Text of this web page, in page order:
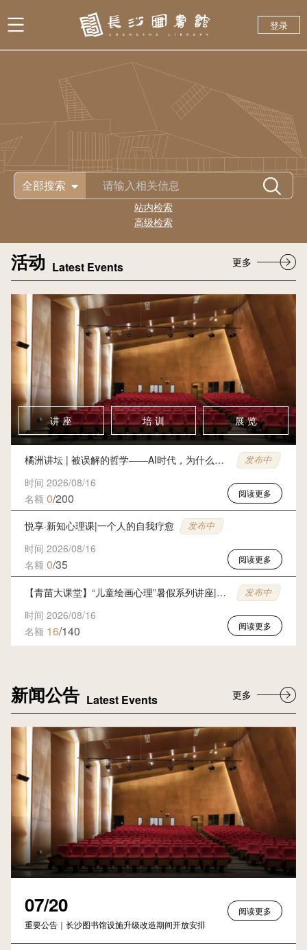
登录
全部搜索
站内检索
高级检索
活动 Latest Events 更多
讲 座 培 训 展 览
橘洲讲坛 | 被误解的哲学——AI时代，为什么我们更需要哲学思考 发布中
时间 2026/08/16
名额 0/200 阅读更多
悦享·新知心理课|一个人的自我疗愈 发布中
时间 2026/08/16
名额 0/35 阅读更多
【青苗大课堂】“儿童绘画心理”暑假系列讲座|我们的沟通密码 发布中
时间 2026/08/16
名额 16/140 阅读更多
新闻公告 Latest Events 更多
07/20
重要公告｜长沙图书馆设施升级改造期间开放安排
阅读更多